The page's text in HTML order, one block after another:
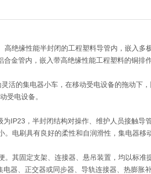
绝缘性能半封闭的工程塑料导管内，嵌入多
金管内，嵌入带高绝缘性能工程塑料的铜排
的集电器小车，在移动受电设备的拖动下
受电设备。
IP23，半封闭结构对操作、维护人员接触导管
电刷具有良好的柔性和自润滑性，集电器移
其固定支架、连接器、悬吊装置，均以标准
器、正交器或同步器、导轨连接器、热膨胀